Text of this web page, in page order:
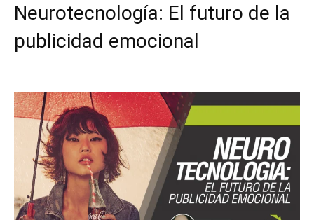
Neurotecnología: El futuro de la
publicidad emocional